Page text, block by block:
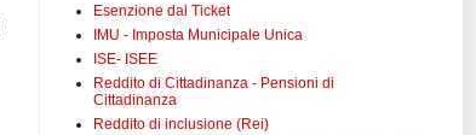
Esenzione dal Ticket
IMU - Imposta Municipale Unica
ISE- ISEE
Reddito di Cittadinanza - Pensioni di
Cittadinanza
Reddito di inclusione (Rei)